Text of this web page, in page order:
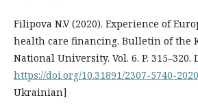
Filipova N.V (2020). Experience of
health care financing. Bulletin of the
National University. Vol. 6. P. 315–320.
https://doi.org/10.31891/2307-5740-
Ukrainian]